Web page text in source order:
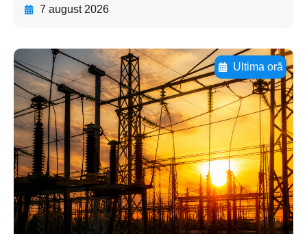
7 august 2026
Ultima oră
Adaugă aici textul pentru
subtitluAdaugă aici
textul pentru
subtitluAdaugă aici
textul pentru
subtitluAdaugă aici
textul pentru subti